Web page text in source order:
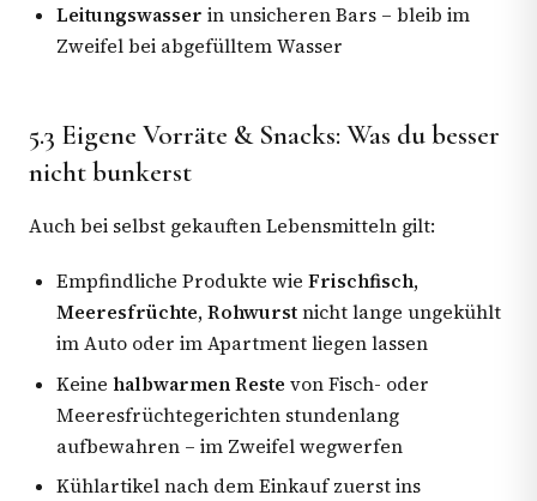
Leitungswasser in unsicheren Bars – bleib im
Zweifel bei abgefülltem Wasser
5.3 Eigene Vorräte & Snacks: Was du besser
nicht bunkerst
Auch bei selbst gekauften Lebensmitteln gilt:
Empfindliche Produkte wieFrischfisch,
Meeresfrüchte, Rohwurstnicht lange ungekühlt
im Auto oder im Apartment liegen lassen
Keinehalbwarmen Reste von Fisch- oder
Meeresfrüchtegerichten stundenlang
aufbewahren – im Zweifel wegwerfen
Kühlartikel nach dem Einkauf zuerst ins